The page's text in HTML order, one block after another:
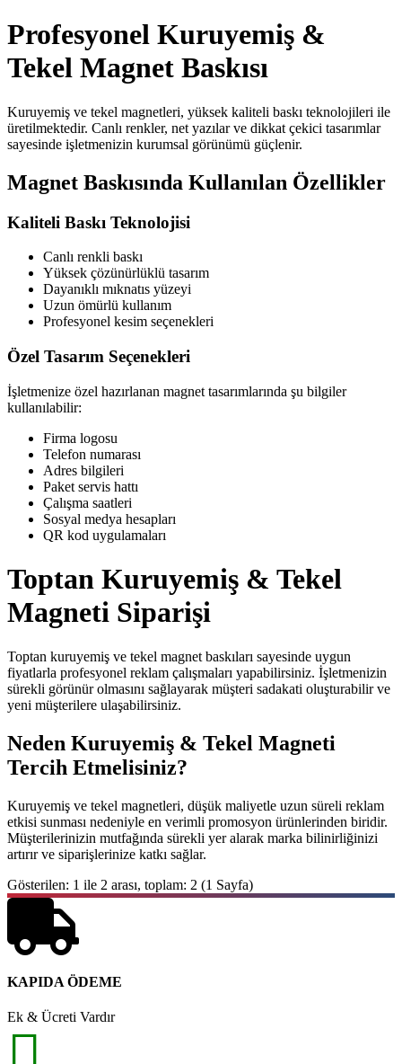
Profesyonel Kuruyemiş &
Tekel Magnet Baskısı
Kuruyemiş ve tekel magnetleri, yüksek kaliteli baskı teknolojileri ile
üretilmektedir. Canlı renkler, net yazılar ve dikkat çekici tasarımlar
sayesinde işletmenizin kurumsal görünümü güçlenir.
Magnet Baskısında Kullanılan Özellikler
Kaliteli Baskı Teknolojisi
Canlı renkli baskı
Yüksek çözünürlüklü tasarım
Dayanıklı mıknatıs yüzeyi
Uzun ömürlü kullanım
Profesyonel kesim seçenekleri
Özel Tasarım Seçenekleri
İşletmenize özel hazırlanan magnet tasarımlarında şu bilgiler
kullanılabilir:
Firma logosu
Telefon numarası
Adres bilgileri
Paket servis hattı
Çalışma saatleri
Sosyal medya hesapları
QR kod uygulamaları
Toptan Kuruyemiş & Tekel
Magneti Siparişi
Toptan kuruyemiş ve tekel magnet baskıları sayesinde uygun
fiyatlarla profesyonel reklam çalışmaları yapabilirsiniz. İşletmenizin
sürekli görünür olmasını sağlayarak müşteri sadakati oluşturabilir ve
yeni müşterilere ulaşabilirsiniz.
Neden Kuruyemiş & Tekel Magneti
Tercih Etmelisiniz?
Kuruyemiş ve tekel magnetleri, düşük maliyetle uzun süreli reklam
etkisi sunması nedeniyle en verimli promosyon ürünlerinden biridir.
Müşterilerinizin mutfağında sürekli yer alarak marka bilinirliğinizi
artırır ve siparişlerinize katkı sağlar.
Gösterilen: 1 ile 2 arası, toplam: 2 (1 Sayfa)
KAPIDA ÖDEME
Ek & Ücreti Vardır